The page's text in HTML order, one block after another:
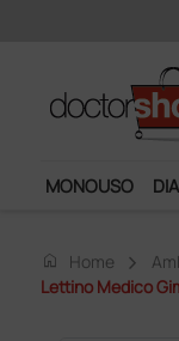
creato un profilo?
MONOUSO
home Home
Lettino Medico